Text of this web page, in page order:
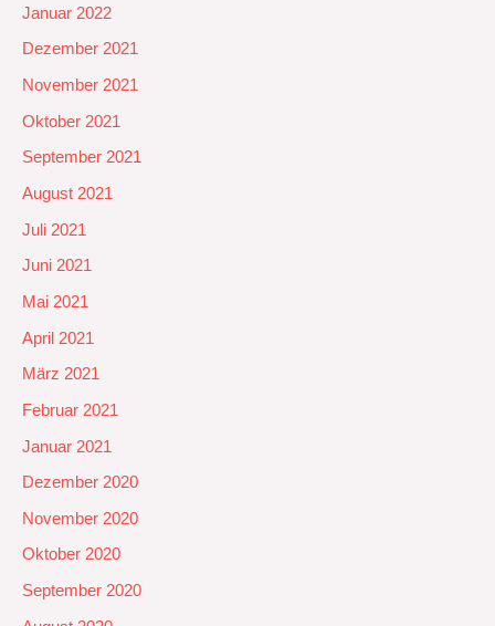
Januar 2022
Dezember 2021
November 2021
Oktober 2021
September 2021
August 2021
Juli 2021
Juni 2021
Mai 2021
April 2021
März 2021
Februar 2021
Januar 2021
Dezember 2020
November 2020
Oktober 2020
September 2020